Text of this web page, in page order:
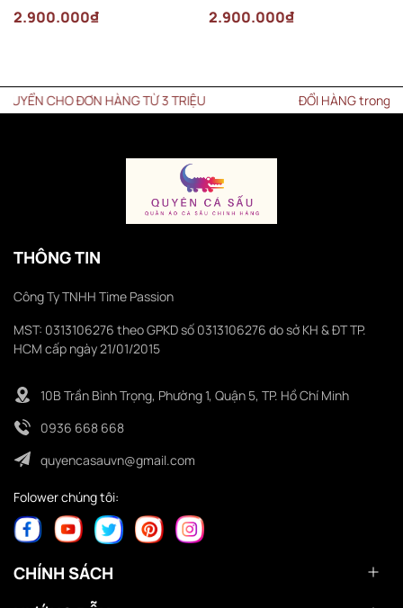
2.900.000₫ 2.900.000₫
CHO ĐƠN HÀNG TỪ 3 TRIỆU ĐỔI HÀNG trong vòng
THÔNG TIN
Công Ty TNHH Time Passion
MST: 0313106276 theo GPKD số 0313106276 do sở KH & ĐT TP.
HCM cấp ngày 21/01/2015
10B Trần Bình Trọng, Phường 1, Quận 5, TP. Hồ Chí Minh
0936 668 668
quyencasauvn@gmail.com
Folower chúng tôi:
CHÍNH SÁCH